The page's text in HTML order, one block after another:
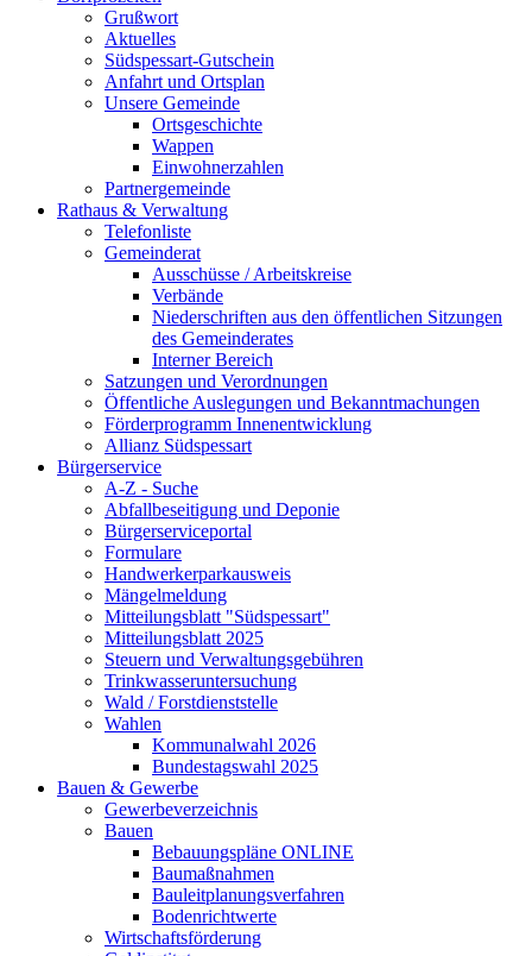
Grußwort
Aktuelles
Südspessart-Gutschein
Anfahrt und Ortsplan
Unsere Gemeinde
Ortsgeschichte
Wappen
Einwohnerzahlen
Partnergemeinde
Rathaus & Verwaltung
Telefonliste
Gemeinderat
Ausschüsse / Arbeitskreise
Verbände
Niederschriften aus den öffentlichen Sitzungen
des Gemeinderates
Interner Bereich
Satzungen und Verordnungen
Öffentliche Auslegungen und Bekanntmachungen
Förderprogramm Innenentwicklung
Allianz Südspessart
Bürgerservice
A-Z - Suche
Abfallbeseitigung und Deponie
Bürgerserviceportal
Formulare
Handwerkerparkausweis
Mängelmeldung
Mitteilungsblatt "Südspessart"
Mitteilungsblatt 2025
Steuern und Verwaltungsgebühren
Trinkwasseruntersuchung
Wald / Forstdienststelle
Wahlen
Kommunalwahl 2026
Bundestagswahl 2025
Bauen & Gewerbe
Gewerbeverzeichnis
Bauen
Bebauungspläne ONLINE
Baumaßnahmen
Bauleitplanungsverfahren
Bodenrichtwerte
Wirtschaftsförderung